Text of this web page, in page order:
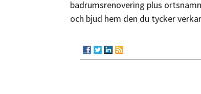
badrumsrenovering plus
och bjud hem den du tycker